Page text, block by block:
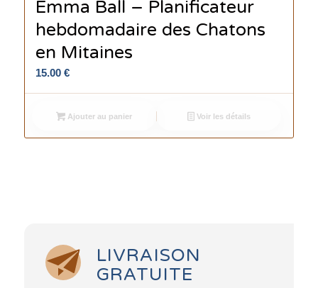
Emma Ball – Planificateur
hebdomadaire des Chatons
en Mitaines
15.00 €
Ajouter au panier Voir les détails
LIVRAISON
GRATUITE